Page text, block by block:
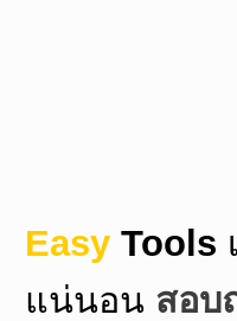
Easy Tools
แน่นอน สอบ